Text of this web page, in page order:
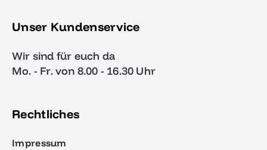
Unser Kundenservice
Wir sind für euch da
Mo. - Fr. von 8.00 - 16.30 Uhr
Rechtliches
Impressum